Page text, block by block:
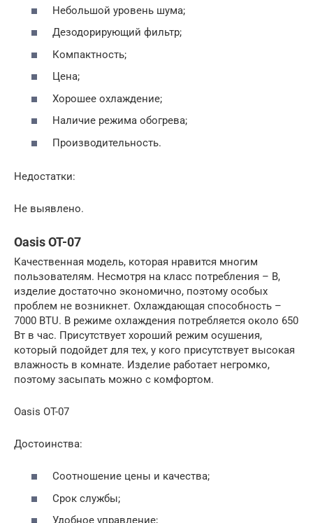
Небольшой уровень шума;
Дезодорирующий фильтр;
Компактность;
Цена;
Хорошее охлаждение;
Наличие режима обогрева;
Производительность.
Недостатки:
Не выявлено.
Oasis OT-07
Качественная модель, которая нравится многим
пользователям. Несмотря на класс потребления – B,
изделие достаточно экономично, поэтому особых
проблем не возникнет. Охлаждающая способность –
7000 BTU. В режиме охлаждения потребляется около 650
Вт в час. Присутствует хороший режим осушения,
который подойдет для тех, у кого присутствует высокая
влажность в комнате. Изделие работает негромко,
поэтому засыпать можно с комфортом.
Oasis OT-07
Достоинства:
Соотношение цены и качества;
Срок службы;
Удобное управление;